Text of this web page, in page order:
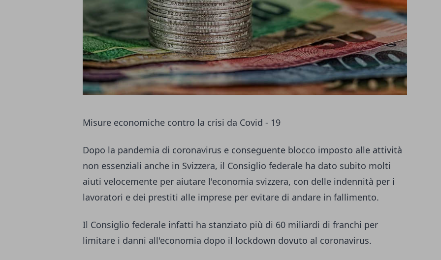
Misure economiche contro la crisi da Covid - 19
Dopo la pandemia di coronavirus e conseguente blocco imposto alle attività
non essenziali anche in Svizzera, il Consiglio federale ha dato subito molti
aiuti velocemente per aiutare l'economia svizzera, con delle indennità per i
lavoratori e dei prestiti alle imprese per evitare di andare in fallimento.
Il Consiglio federale infatti ha stanziato più di 60 miliardi di franchi per
limitare i danni all'economia dopo il lockdown dovuto al coronavirus.